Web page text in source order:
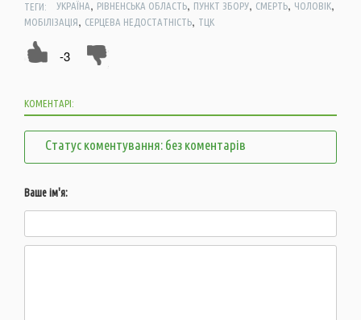
ТЕГИ: УКРАЇНА, РІВНЕНСЬКА ОБЛАСТЬ, ПУНКТ ЗБОРУ, СМЕРТЬ, ЧОЛОВІК,
МОБІЛІЗАЦІЯ, СЕРЦЕВА НЕДОСТАТНІСТЬ, ТЦК
-3
КОМЕНТАРІ:
Статус коментування: без коментарів
Ваше ім'я: